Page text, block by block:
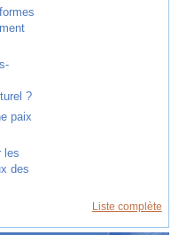
?
paix
les
des
Liste complète